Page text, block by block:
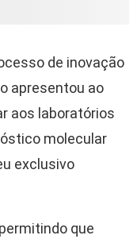
de inovação
apresentou ao
aos laboratórios
molecular
exclusivo
que